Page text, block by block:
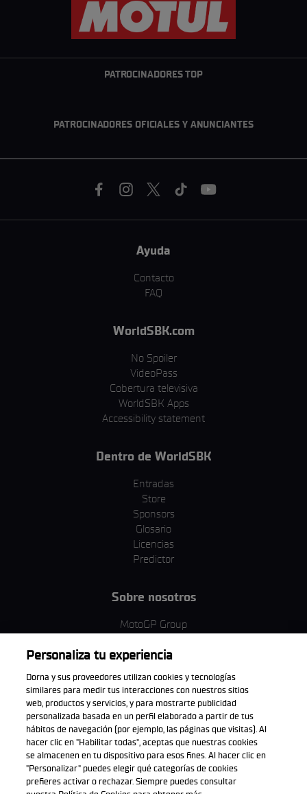
PATROCINADORES TOP
PATROCINADORES OFICIALES Y ANUNCIANTES
Ayuda
Contacto
FAQ
WorldSBK.com
No Spoiler
VideoPass
Cobertura televisiva
WorldSBK Apps
Accessibility statement
Dentro de WorldSBK
Entradas
Store
Sponsors
Glosario
Licencias
Predictor
Sobre nosotros
MotoGP Group
Términos y condiciones
Política de privacidad
Política de compra
Descarga la aplicación oficial
Personaliza tu experiencia
Dorna y sus proveedores utilizan cookies y tecnologías
similares para medir tus interacciones con nuestros sitios
web, productos y servicios, y para mostrarte publicidad
personalizada basada en un perfil elaborado a partir de tus
hábitos de navegación (por ejemplo, las páginas que visitas). Al
hacer clic en "Habilitar todas", aceptas que nuestras cookies
se almacenen en tu dispositivo para esos fines. Al hacer clic en
"Personalizar" puedes elegir qué categorías de cookies
prefieres activar o rechazar. Siempre puedes consultar